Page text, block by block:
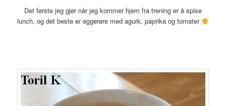
Det første jeg gjør når jeg kommer hjem fra trening er å spise
lunch, og det beste er eggerøre med agurk, paprika og tomater